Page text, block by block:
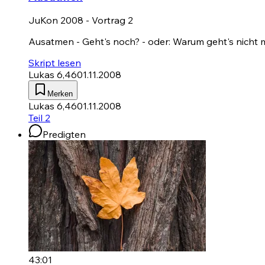
JuKon 2008 - Vortrag 2
Ausatmen - Geht's noch? - oder: Warum geht's nicht
Skript lesen
Lukas 6,4601.11.2008
Merken
Lukas 6,4601.11.2008
Teil 2
Predigten
43:01